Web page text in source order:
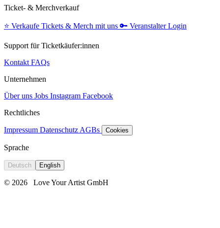
Ticket- & Merchverkauf
⭐️ Verkaufe Tickets & Merch mit uns 🔑 Veranstalter Login
Support für Ticketkäufer:innen
Kontakt FAQs
Unternehmen
Über uns Jobs Instagram Facebook
Rechtliches
Impressum Datenschutz AGBs Cookies
Sprache
Deutsch English
© 2026 Love Your Artist GmbH